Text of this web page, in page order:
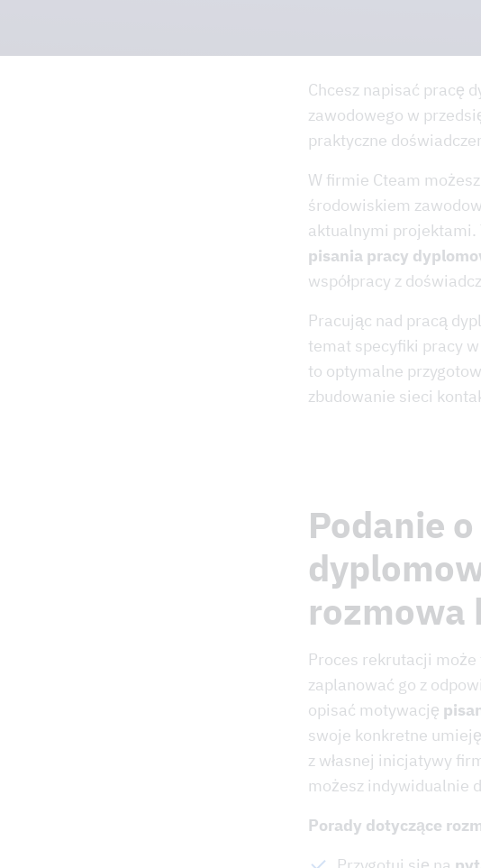
Chcesz napisać pracę
zawodowego w
praktyczne
W firmie Cteam
środowiskiem
aktualnymi projektami.
pisania pracy
współpracy z
Pracując nad pracą
temat specyfiki pracy
to optymalne
zbudowanie sieci
Podanie
Proces rekrutacji
zaplanować go z
opisać motywację
swoje konkretne
z własnej inicjatywy
możesz indywidualnie
Porady dotyczące